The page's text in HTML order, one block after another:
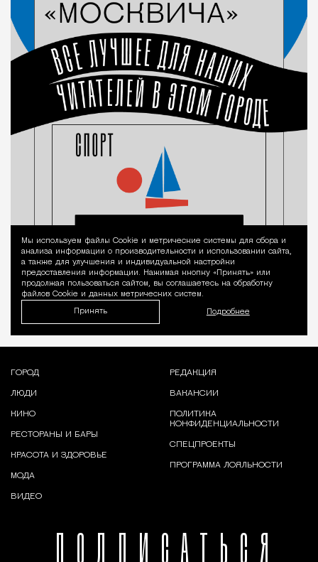
Уведомление
Мы используем файлы Сookie и метрические системы для сбора и
анализа информации о производительности и использовании сайта,
а также для улучшения и индивидуальной настройки
предоставления информации. Нажимая кнопку «Принять» или
продолжая пользоваться сайтом, вы соглашаетесь на обработку
файлов Cookie и данных метрических систем.
Принять Подробнее
ПОДПИСАТЬСЯ
ГОРОД
ЛЮДИ
КИНО
РЕСТОРАНЫ И БАРЫ
КРАСОТА И ЗДОРОВЬЕ
МОДА
ВИДЕО
РЕДАКЦИЯ
ВАКАНСИИ
ПОЛИТИКА
КОНФИДЕНЦИАЛЬНОСТИ
СПЕЦПРОЕКТЫ
ПРОГРАММА ЛОЯЛЬНОСТИ